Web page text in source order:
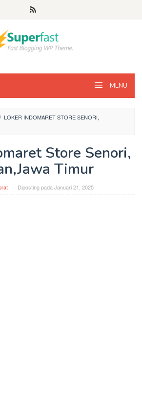
MENU
/ LOKER INDOMARET STORE SENORI,
Store Senori,
Timur
Diposting pada Januari 21, 2025